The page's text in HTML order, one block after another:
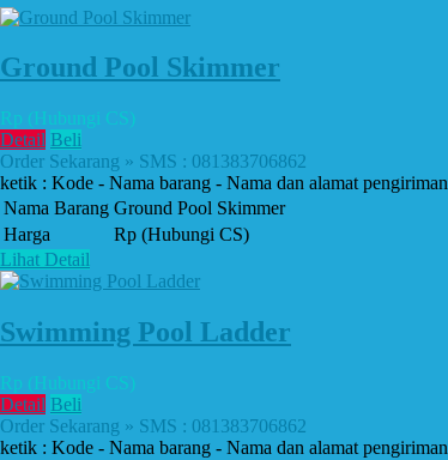
Ground Pool Skimmer
Rp (Hubungi CS)
Detail Beli
Order Sekarang » SMS : 081383706862
ketik : Kode - Nama barang - Nama dan alamat pengiriman
Nama Barang Ground Pool Skimmer
Harga
Rp (Hubungi CS)
Lihat Detail
Swimming Pool Ladder
Rp (Hubungi CS)
Detail Beli
Order Sekarang » SMS : 081383706862
ketik : Kode - Nama barang - Nama dan alamat pengiriman